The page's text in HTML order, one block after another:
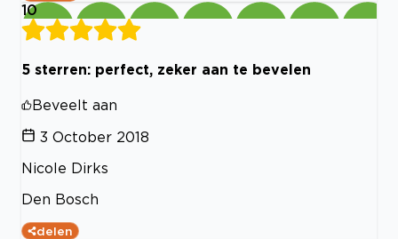
10
5 sterren: perfect, zeker aan te bevelen
Beveelt aan
3 October 2018
Nicole Dirks
Den Bosch
delen